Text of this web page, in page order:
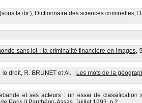
la dir.), Dictionnaire des sciences criminelles ,
sans loi : la criminalité financière en images,
le droit, R. BRUNET et Al. , Les mots de la
et ses acteurs : un essai de classification